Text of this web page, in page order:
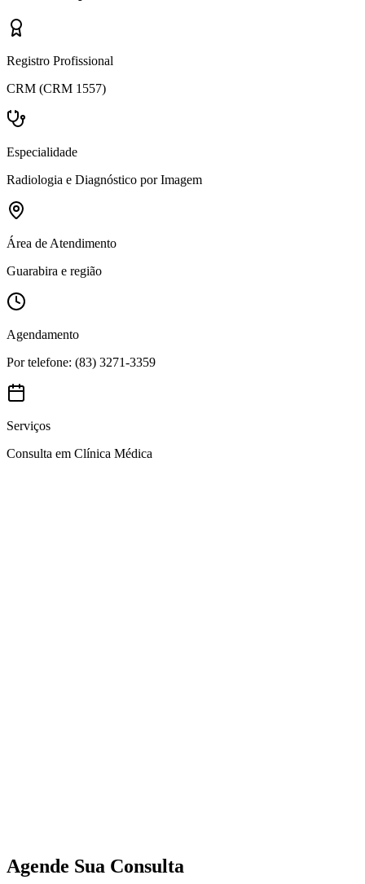
Registro Profissional
CRM (CRM 1557)
Especialidade
Radiologia e Diagnóstico por Imagem
Área de Atendimento
Guarabira e região
Agendamento
Por telefone: (83) 3271-3359
Serviços
Consulta em Clínica Médica
Agende Sua Consulta